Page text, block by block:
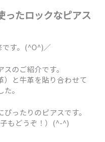
ったロックなピアス
です。(^O^)／
のご紹介です。
）と牛革を貼り合わせて
。
ったりのピアスです。
もどうぞ！）(^-^)